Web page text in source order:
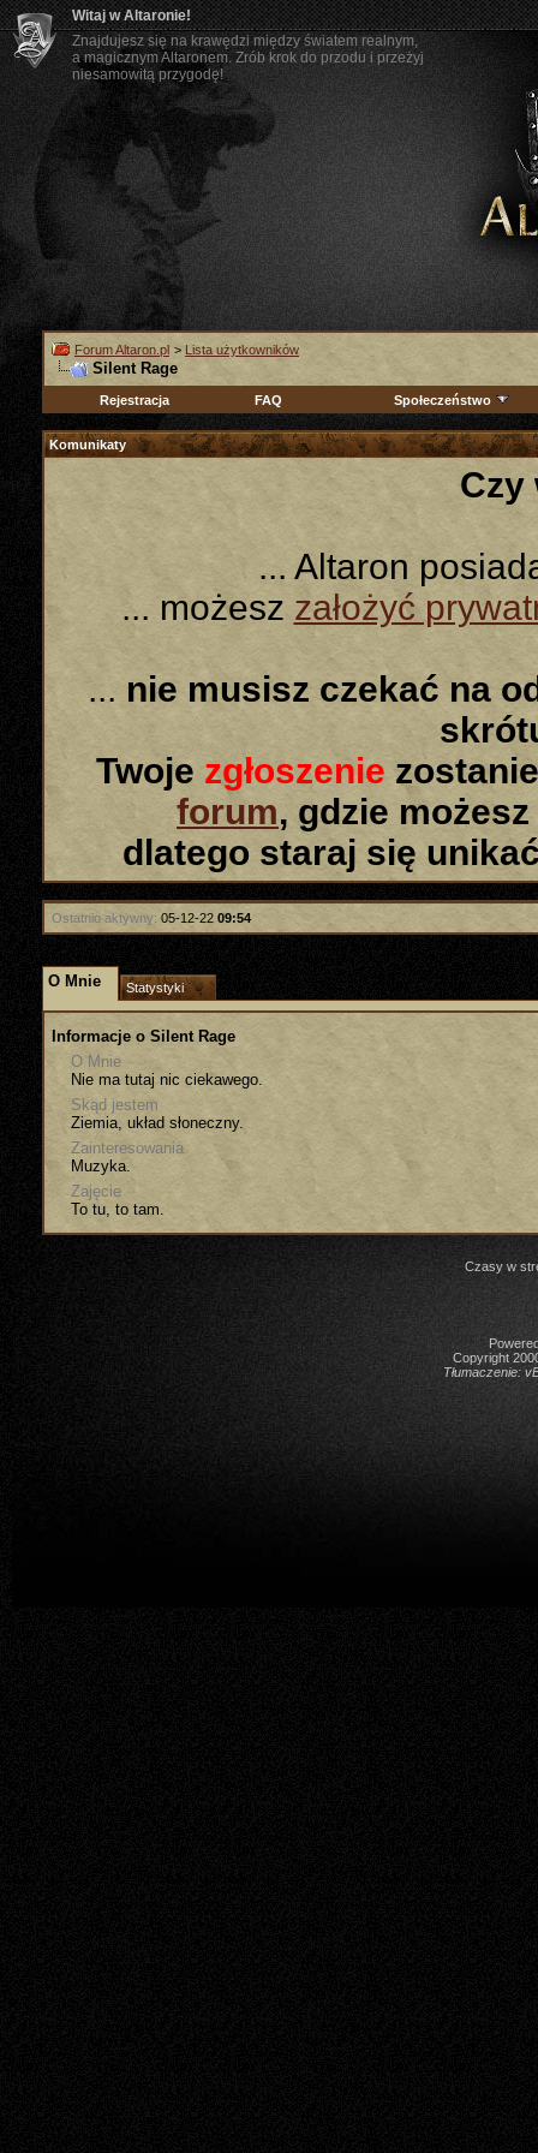
Witaj w Altaronie!
Znajdujesz się na krawędzi między światem realnym,
a magicznym Altaronem. Zrób krok do przodu i przeżyj
niesamowitą przygodę!
Forum Altaron.pl > Lista użytkowników
Silent Rage
Rejestracja FAQ Społeczeństwo
Komunikaty
Czy
... Altaron
... możeszzałożyć
... nie musisz czekać na
Twoje zgłoszenie
forum, gdzie
dlatego staraj się
Ostatnio aktywny: 05-12-22 09:54
O Mnie Statystyki
Informacje o Silent Rage
O Mnie
Nie ma tutaj nic ciekawego.
Skąd jestem
Ziemia, układ słoneczny.
Zainteresowania
Muzyka.
Zajęcie
To tu, to tam.
Czasy w
Copyright
Tłumaczenie: